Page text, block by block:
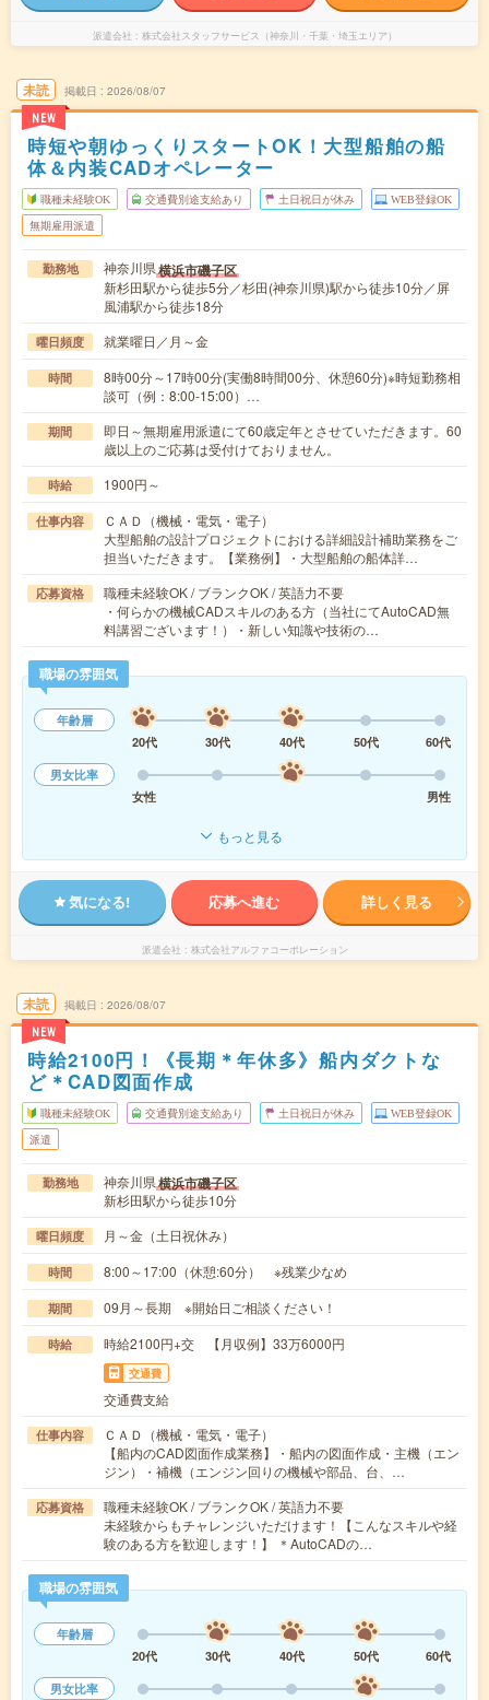
派遣会社 株式会社スタッフサービス（神奈川・千葉・埼玉エリア）
未読
NEW
掲載日 2026/08/07
時短や朝ゆっくりスタートOK！大型船舶の船
体＆内装CADオペレーター
職種未経験OK 交通費別途支給あり 土日祝日が休み WEB登録OK
無期雇用派遣
勤務地 神奈川県横浜市磯子区
新杉田駅から徒歩5分／杉田(神奈川県)駅から徒歩10分／屏
風浦駅から徒歩18分
曜日頻度 就業曜日／月～金
時間
8時00分～17時00分(実働8時間00分、休憩60分)※時短勤務相
談可（例：8:00-15:00）…
期間
即日～無期雇用派遣にて60歳定年とさせていただきます。60
歳以上のご応募は受付けておりません。
時給 1900円～
仕事内容
ＣＡＤ（機械・電気・電子）
大型船舶の設計プロジェクトにおける詳細設計補助業務をご
担当いただきます。【業務例】・大型船舶の船体詳…
応募資格
職種未経験OK / ブランクOK / 英語力不要
・何らかの機械CADスキルのある方（当社にてAutoCAD無
料講習ございます！）・新しい知識や技術の…
職場の雰囲気
年齢層
20代
30代 40代 50代
60代
男女比率
女性
男性
もっと見る
気になる! 応募へ進む 詳しく見る
派遣会社 株式会社アルファコーポレーション
未読
NEW
掲載日 2026/08/07
時給2100円！《長期＊年休多》船内ダクトな
ど＊CAD図面作成
職種未経験OK 交通費別途支給あり 土日祝日が休み WEB登録OK
派遣
勤務地 神奈川県横浜市磯子区
新杉田駅から徒歩10分
曜日頻度 月～金（土日祝休み）
時間 8:00～17:00（休憩:60分） ※残業少なめ
期間 09月～長期 ※開始日ご相談ください！
時給 時給2100円+交 【月収例】33万6000円
交通費
交通費支給
仕事内容
ＣＡＤ（機械・電気・電子）
【船内のCAD図面作成業務】・船内の図面作成・主機（エン
ジン）・補機（エンジン回りの機械や部品、台、…
応募資格
職種未経験OK / ブランクOK / 英語力不要
未経験からもチャレンジいただけます！【こんなスキルや経
験のある方を歓迎します！】 ＊AutoCADの…
職場の雰囲気
年齢層
20代
30代 40代 50代
60代
男女比率